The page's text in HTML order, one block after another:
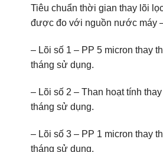
Tiêu chuẩn thời gian thay lõi
được đo với nguồn nước máy
– Lõi số 1 – PP 5 micron thay
tháng sử dụng.
– Lõi số 2 – Than hoạt tính
tháng sử dụng.
– Lõi số 3 – PP 1 micron thay
tháng sử dụng.